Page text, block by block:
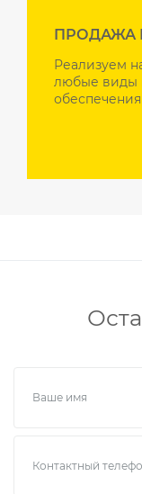
ПРОДАЖА
Реализуем
любые виды
обеспечения